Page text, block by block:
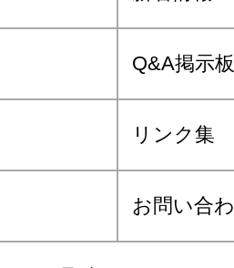
Q&A掲示板
リンク集
お問い合